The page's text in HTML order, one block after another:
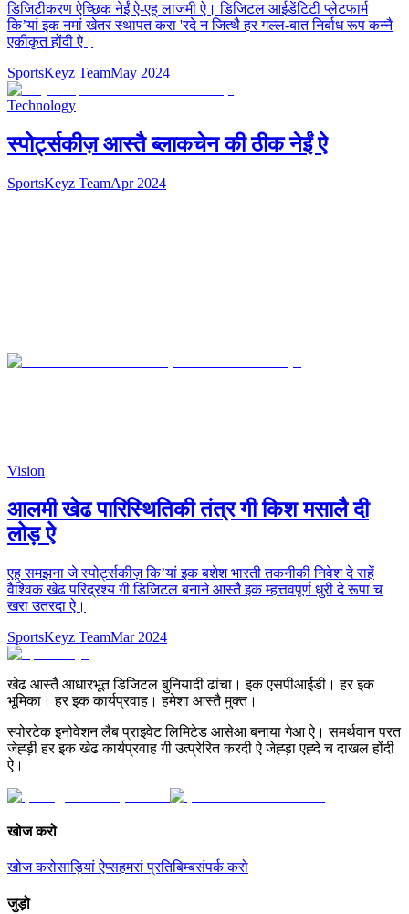
डिजिटीकरण ऐच्छिक नेईं ऐ-एह् लाजमी ऐ। डिजिटल आईडेंटिटी प्लेटफार्म
किʼयां इक नमां खेतर स्थापत करा 'रदे न जित्थै हर गल्ल-बात निर्बाध रूप कन्नै
एकीकृत होंदी ऐ।
SportsKeyz TeamMay 2024
Technology
स्पोर्ट्सकीज़ आस्तै ब्लाकचेन की ठीक नेईं ऐ
SportsKeyz TeamApr 2024
Vision
आलमी खेढ पारिस्थितिकी तंत्र गी किश मसालै दी
लोड़ ऐ
एह् समझना जे स्पोर्ट्सकीज़ किʼयां इक बशेश भारती तकनीकी निवेश दे राहें
वैश्विक खेढ परिद्रश्य गी डिजिटल बनाने आस्तै इक म्हत्तवपूर्ण धुरी दे रूपा च
खरा उतरदा ऐ।
SportsKeyz TeamMar 2024
खेढ आस्तै आधारभूत डिजिटल बुनियादी ढांचा। इक एसपीआईडी। हर इक
भूमिका। हर इक कार्यप्रवाह। हमेशा आस्तै मुक्त।
स्पोरटेक इनोवेशन लैब प्राइवेट लिमिटेड आसेआ बनाया गेआ ऐ। समर्थवान परत
जेह्ड़ी हर इक खेढ कार्यप्रवाह गी उत्प्रेरित करदी ऐ जेह्ड़ा एह्दे च दाखल होंदी
ऐ।
खोज करो
खोज करोसाड़ियां ऐप्सहमरां प्रतिबिम्बसंपर्क करो
जुड़ो